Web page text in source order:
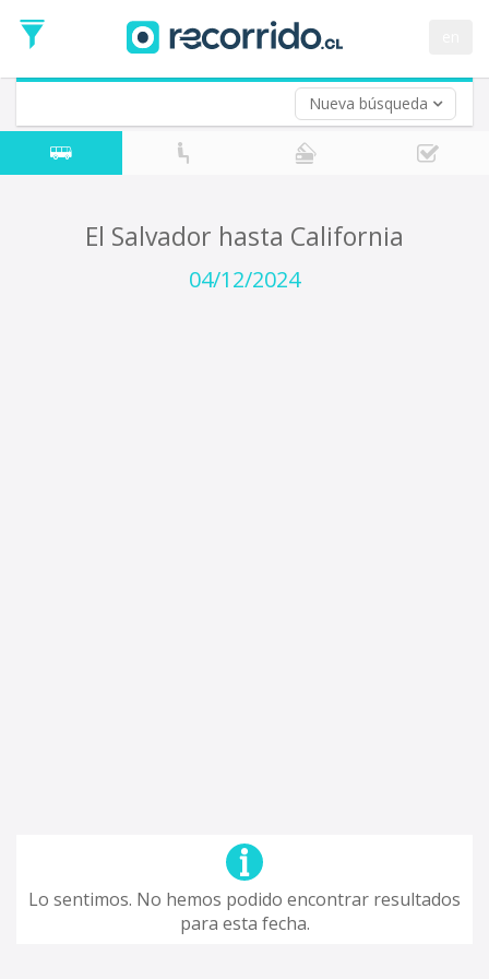
Nueva búsqueda
de
Ida
Vuelta (opcional)
Fecha
de
El Salvador hasta California
04/12/2024
Lo sentimos. No hemos podido encontrar resultados
para esta fecha.